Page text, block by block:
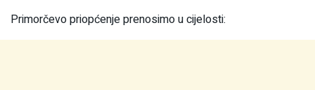
Primorčevo priopćenje prenosimo u cijelosti: